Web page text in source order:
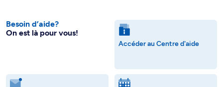
Besoin d’aide?
On est là pour vous!
Accéder au Centre d'aide